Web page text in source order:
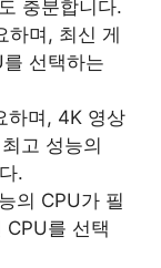
충분합니다.
하며, 최신 게
선택하는
하며, 4K 영상
고 성능의
.
의 CPU가 필
CPU를 선택